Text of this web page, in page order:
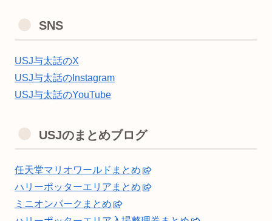
SNS
USJ与太話のX
USJ与太話のInstagram
USJ与太話のYouTube
USJのまとめブログ
任天堂マリオワールドまとめ
ハリーポッターエリアまとめ
ミニオンパークまとめ